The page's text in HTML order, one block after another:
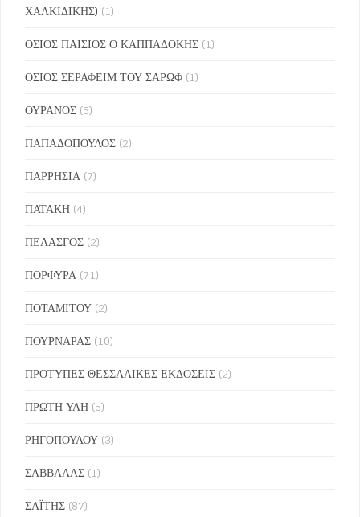
ΧΑΛΚΙΔΙΚΗΣ) (1)
ΟΣΙΟΣ ΠΑΙΣΙΟΣ Ο ΚΑΠΠΑΔΟΚΗΣ (1)
ΟΣΙΟΣ ΣΕΡΑΦΕΙΜ ΤΟΥ ΣΑΡΩΦ (1)
ΟΥΡΑΝΟΣ (5)
ΠΑΠΑΔΟΠΟΥΛΟΣ (2)
ΠΑΡΡΗΣΙΑ (7)
ΠΑΤΑΚΗ (4)
ΠΕΛΑΣΓΟΣ (2)
ΠΟΡΦΥΡΑ (71)
ΠΟΤΑΜΙΤΟΥ (2)
ΠΟΥΡΝΑΡΑΣ (10)
ΠΡΟΤΥΠΕΣ ΘΕΣΣΑΛΙΚΕΣ ΕΚΔΟΣΕΙΣ (2)
ΠΡΩΤΗ ΥΛΗ (5)
ΡΗΓΟΠΟΥΛΟΥ (3)
ΣΑΒΒΑΛΑΣ (1)
ΣΑΪΤΗΣ (87)